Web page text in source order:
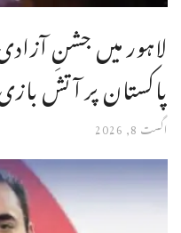
لاہور میں جشنِ آزادی
پاکستان پر آتش
اگست 8, 2026